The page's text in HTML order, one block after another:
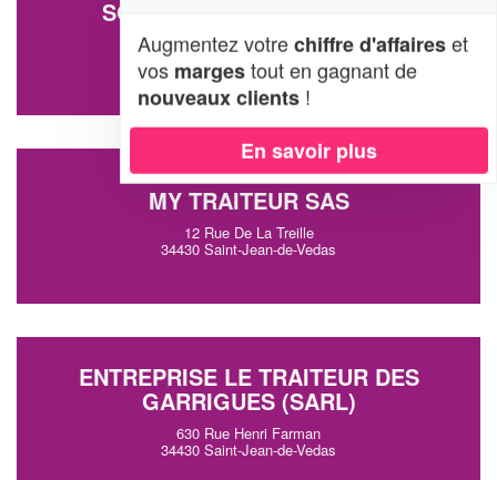
SOCIÉTÉ LA MAISON D’A.R
80 Rue Du Picpoul
34430 Saint-Jean-de-Vedas
MY TRAITEUR SAS
12 Rue De La Treille
34430 Saint-Jean-de-Vedas
ENTREPRISE LE TRAITEUR DES
GARRIGUES (SARL)
630 Rue Henri Farman
34430 Saint-Jean-de-Vedas
Augmentez votrechiffre d'affaireset
vos margestout en gagnant de
nouveaux clients !
En savoir plus